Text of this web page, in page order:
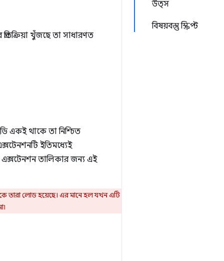
উত্স
বিষয়বস্তু স্ক্রিপ্ট
খুঁজছে তা সাধারণত
একই থাকে তা নিশ্চিত
ইতিমধ্যেই
তালিকার জন্য এই
লোড হয়েছে। এর মানে হল যখন এটি